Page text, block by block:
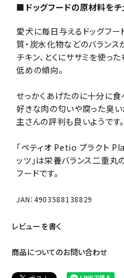
■ドッグフードの原材料をチ
愛犬に毎日与えるドッグフー
質・炭水化物などのバランス
チキン、とくにササミを使っ
低めの傾向。
せっかくあげたのに十分に食
好きな肉の匂いや腐った臭
主さんの評判も良いようです。
「ペティオ Petio プラクト
ッツ」は栄養バランス二重丸
フードです。
JAN：4903588138829
レビューを書く
商品についてのお問い合わせ